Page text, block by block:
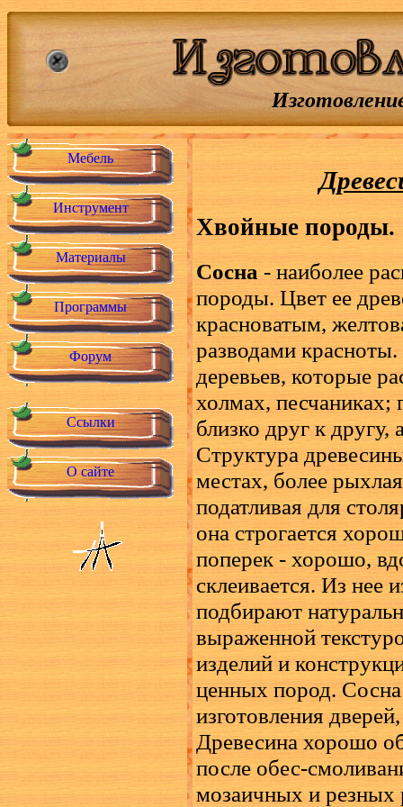
Мебель
Инструмент
Материалы
Программы
Форум
Ссылки
О сайте
Хвойные породы.
Сосна - наиболее
породы. Цвет ее
красноватым,
разводами
деревьев, которые
холмах,
близко друг к
Структура
местах, более
податливая для
она строгается
поперек - хорошо,
склеивается. Из нее
подбирают
выраженной
изделий и
ценных пород.
изготовления
Древесина хорошо
после обес-
мозаичных и резных